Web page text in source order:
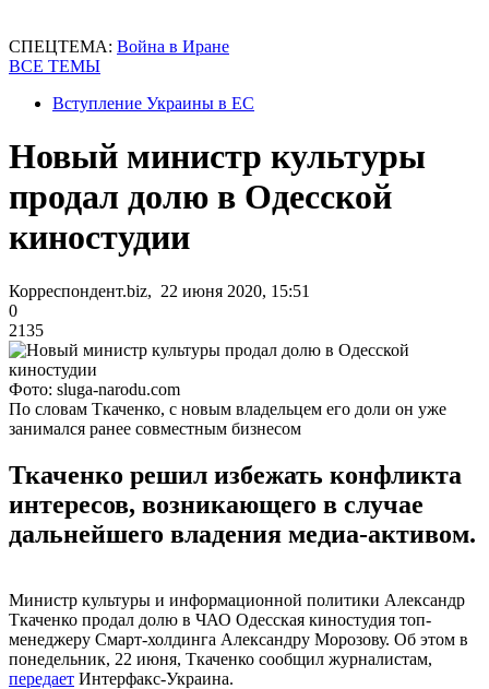
СПЕЦТЕМА: Война в Иране
ВСЕ ТЕМЫ
Вступление Украины в ЕС
Новый министр культуры
продал долю в Одесской
киностудии
Корреспондент.biz, 22 июня 2020, 15:51
0
2135
Фото: sluga-narodu.com
По словам Ткаченко, с новым владельцем его доли он уже
занимался ранее совместным бизнесом
Ткаченко решил избежать конфликта
интересов, возникающего в случае
дальнейшего владения медиа-активом.
Министр культуры и информационной политики Александр
Ткаченко продал долю в ЧАО Одесская киностудия топ-
менеджеру Смарт-холдинга Александру Морозову. Об этом в
понедельник, 22 июня, Ткаченко сообщил журналистам,
передает Интерфакс-Украина.